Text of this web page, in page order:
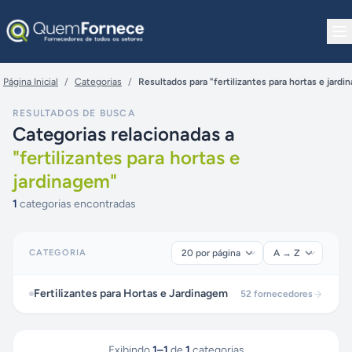
Página Inicial / Categorias / Resultados para "fertilizantes para hortas e
RESULTADOS DE BUSCA
Categorias relacionadas a
"fertilizantes para hortas e
jardinagem"
1 categorias encontradas
CATEGORIA
Fertilizantes para Hortas e Jardinagem 52 fornecedores